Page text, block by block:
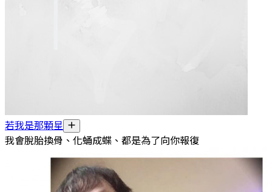
若我是那顆星
我會脫胎換骨、化蛹成蝶、都是為了向你報復